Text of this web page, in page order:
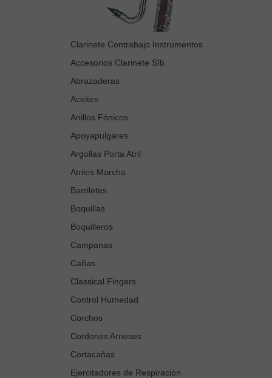
Clarinete Contrabajo Instrumentos
Accesorios Clarinete SIb
Abrazaderas
Aceites
Anillos Fónicos
Apoyapulgares
Argollas Porta Atril
Atriles Marcha
Barriletes
Boquillas
Boquilleros
Campanas
Cañas
Classical Fingers
Control Humedad
Corchos
Cordones Arneses
Cortacañas
Ejercitadores de Respiración